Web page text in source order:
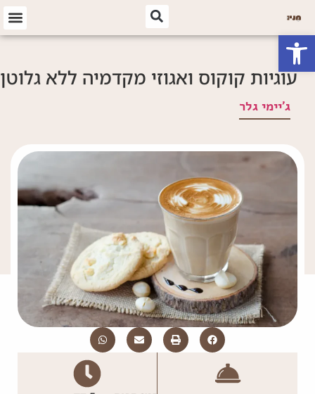
פתח סרגל נגישות
עוגיות קוקוס ואגוזי מקדמיה ללא גלוטן
ג'יימי גלר